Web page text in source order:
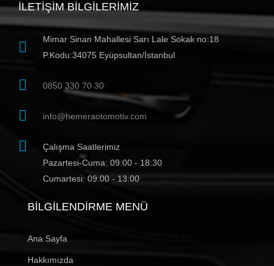
İLETIŞIM BILGILERIMIZ
Mimar Sinan Mahallesi Sarı Lale Sokak no:18
P.Kodu:34075 Eyüpsultan/İstanbul
0850 330 70 30
info@hemeraotomotiv.com
Çalışma Saatlerimiz
Pazartesi-Cuma: 09:00 - 18:30
Cumartesi: 09:00 - 13:00
BILGILENDIRME MENÜ
Ana Sayfa
Hakkımızda